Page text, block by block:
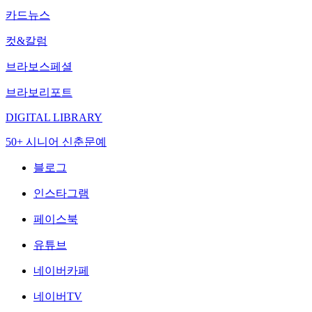
카드뉴스
컷&칼럼
브라보스페셜
브라보리포트
DIGITAL LIBRARY
50+ 시니어 신춘문예
블로그
인스타그램
페이스북
유튜브
네이버카페
네이버TV